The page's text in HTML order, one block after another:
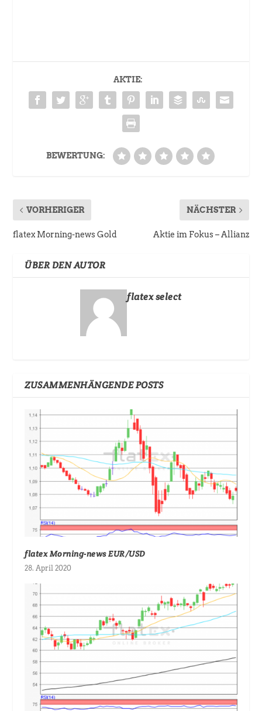
AKTIE:
BEWERTUNG:
VORHERIGER
flatex Morning-news Gold
NÄCHSTER
Aktie im Fokus – Allianz
ÜBER DEN AUTOR
flatex select
ZUSAMMENHÄNGENDE POSTS
flatex Morning-news EUR/USD
28. April 2020